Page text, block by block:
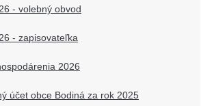
- volebný obvod
- zapisovateľka
2026
účet obce Bodiná za rok 2025